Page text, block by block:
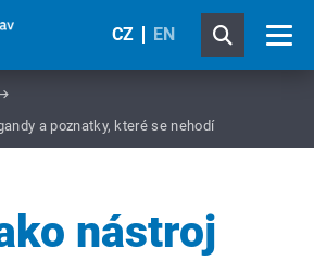
CZ EN
a poznatky, které se nehodí
nástroj